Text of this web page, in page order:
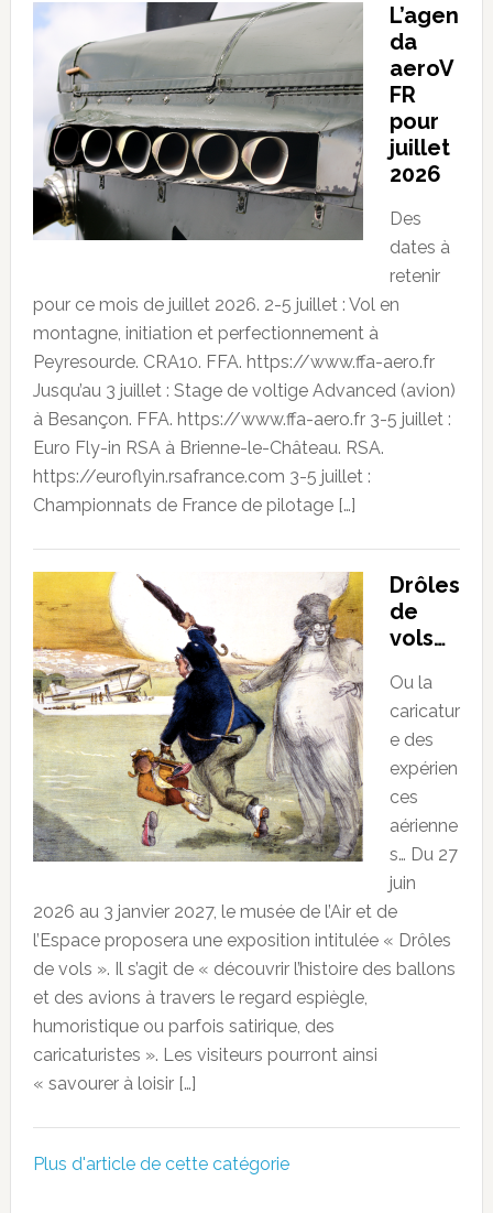
L’agen
da
aeroV
FR
pour
juillet
2026
Des
dates à
retenir
pour ce mois de juillet 2026. 2-5 juillet : Vol en
montagne, initiation et perfectionnement à
Peyresourde. CRA10. FFA. https://www.ffa-aero.fr
Jusqu’au 3 juillet : Stage de voltige Advanced (avion)
à Besançon. FFA. https://www.ffa-aero.fr 3-5 juillet :
Euro Fly-in RSA à Brienne-le-Château. RSA.
https://euroflyin.rsafrance.com 3-5 juillet :
Championnats de France de pilotage […]
Drôles
de
vols…
Ou la
caricatur
e des
expérien
ces
aérienne
s… Du 27
juin
2026 au 3 janvier 2027, le musée de l’Air et de
l’Espace proposera une exposition intitulée « Drôles
de vols ». Il s’agit de « découvrir l’histoire des ballons
et des avions à travers le regard espiègle,
humoristique ou parfois satirique, des
caricaturistes ». Les visiteurs pourront ainsi
« savourer à loisir […]
Plus d'article de cette catégorie